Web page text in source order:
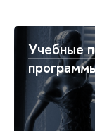
Учебные